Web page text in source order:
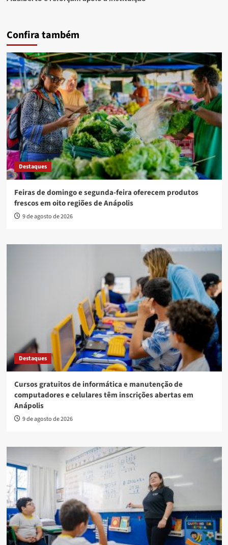
Confira também
Destaques
Feiras de domingo e segunda-feira oferecem produtos
frescos em oito regiões de Anápolis
9 de agosto de 2026
Destaques
Cursos gratuitos de informática e manutenção de
computadores e celulares têm inscrições abertas em
Anápolis
9 de agosto de 2026